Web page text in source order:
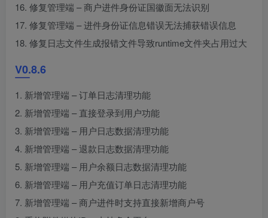
16. 修复管理端 – 商户进件身份证国徽面无法识别
17. 修复管理端 – 进件身份证信息错误无法捕获错误信息
18. 修复日志文件生成报错文件导致runtime文件夹占用过大
V0.8.6
1. 新增管理端 – 订单日志清理功能
2. 新增管理端 – 直接登录到用户功能
3. 新增管理端 – 用户日志数据清理功能
4. 新增管理端 – 退款日志数据清理功能
5. 新增管理端 – 用户余额日志数据清理功能
6. 新增管理端 – 用户充值订单日志清理功能
7. 新增管理端 – 商户进件时支持直接新增商户号